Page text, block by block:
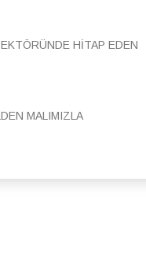
HİTAP EDEN
MALIMIZLA